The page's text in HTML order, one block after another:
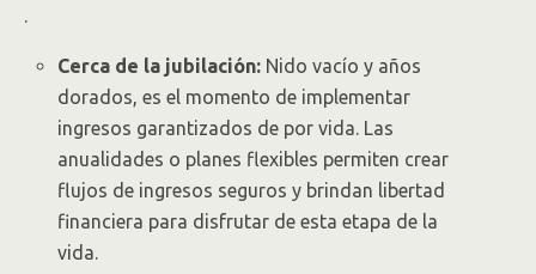
.
Cerca de la jubilación: Nido vacío y años
dorados, es el momento de implementar
ingresos garantizados de por vida. Las
anualidades o planes flexibles permiten crear
flujos de ingresos seguros y brindan libertad
financiera para disfrutar de esta etapa de la
vida.